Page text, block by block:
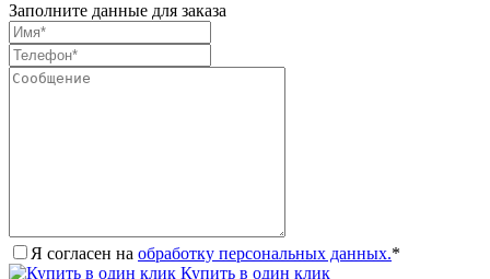
Заполните данные для заказа
Я согласен на обработку персональных данных.*
Купить в один клик